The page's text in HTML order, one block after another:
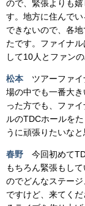
ので、緊張よりも
す。地方に住んで
できないので、各
たです。ファイナ
して10人とファン
松本 ツアーファイ
場の中でも一番大
った方でも、ファ
ルのTDCホールを
うに頑張りたいなと
春野 今回初めて
もちろん緊張もし
のでどんなステー
ですけど、来てく